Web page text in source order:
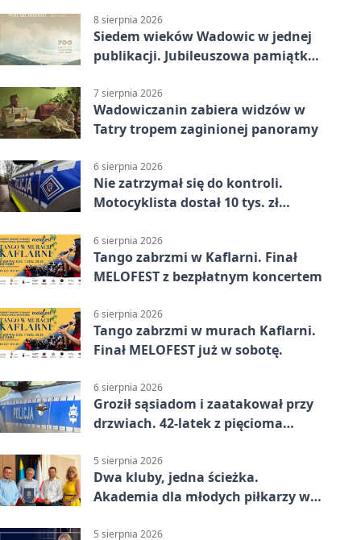
8 sierpnia 2026
Siedem wieków Wadowic w jednej
publikacji. Jubileuszowa pamiątka
7 sierpnia 2026
Wadowiczanin zabiera widzów w
Tatry tropem zaginionej panoramy
6 sierpnia 2026
Nie zatrzymał się do kontroli.
Motocyklista dostał 10 tys. zł
6 sierpnia 2026
Tango zabrzmi w Kaflarni. Finał
MELOFEST z bezpłatnym koncertem
6 sierpnia 2026
Tango zabrzmi w murach Kaflarni.
Finał MELOFEST już w sobotę.
6 sierpnia 2026
Groził sąsiadom i zaatakował przy
drzwiach. 42-latek z pięcioma
5 sierpnia 2026
Dwa kluby, jedna ścieżka.
Akademia dla młodych piłkarzy w
5 sierpnia 2026